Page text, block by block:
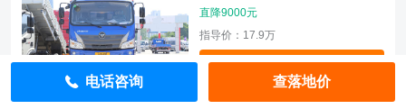
直降9000元
指导价：17.9万
查落地价
电话咨询 查落地价